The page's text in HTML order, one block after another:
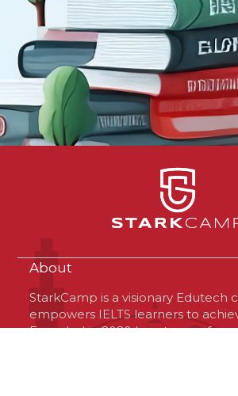
About
StarkCamp is a visionary Edutech
empowers IELTS learners to
Founded in 2020 by a team of